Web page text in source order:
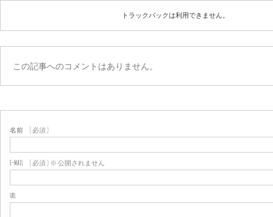
トラックバックは利用できません。
この記事へのコメントはありません。
名前 ( 必須 )
E-MAIL ( 必須 ) ※ 公開されません
URL